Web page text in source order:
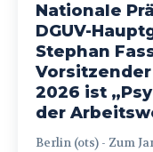
Nationale
DGUV-
Stephan
2026 ist
der
Berlin (ots) - Zum Januar 2026 hat die Deutsche